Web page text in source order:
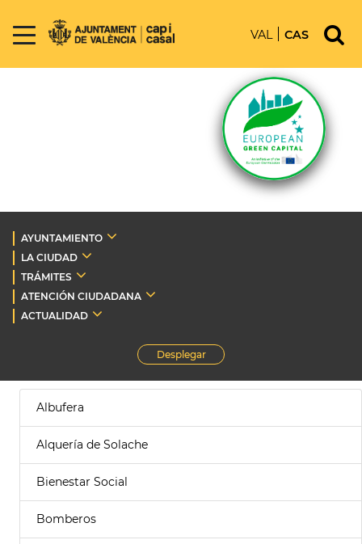
VAL CAS
AYUNTAMIENTO
LA CIUDAD
TRÁMITES
ATENCIÓN CIUDADANA
ACTUALIDAD
Desplegar
Albufera
Alquería de Solache
Bienestar Social
Bomberos